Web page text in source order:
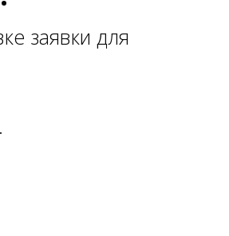
заявки для